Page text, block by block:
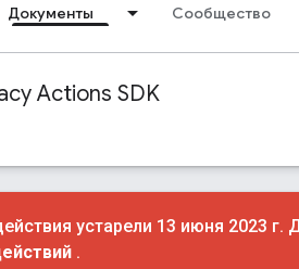
Документы Сообщество
Actions SDK
устарели 13 июня 2023
.